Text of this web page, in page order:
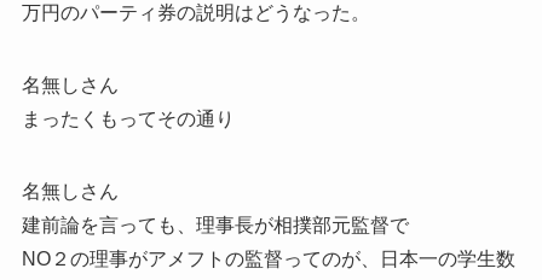
万円のパーティ券の説明はどうなった。
名無しさん
まったくもってその通り
名無しさん
建前論を言っても、理事長が相撲部元監督で
NO２の理事がアメフトの監督ってのが、日本一の学生数